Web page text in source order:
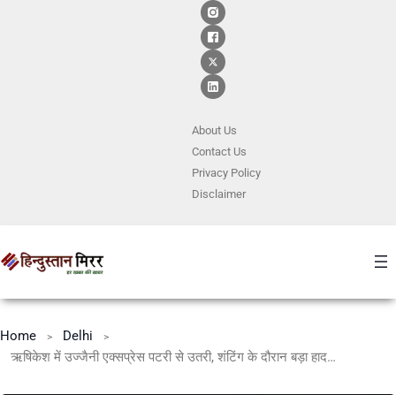
About Us
ContactUs
Privacy Policy
Disclaimer
Home
Delhi
ऋषिकेश में उज्जैनी एक्सप्रेस पटरी से उतरी, शंटिंग के दौरान बड़ा हादसा टला